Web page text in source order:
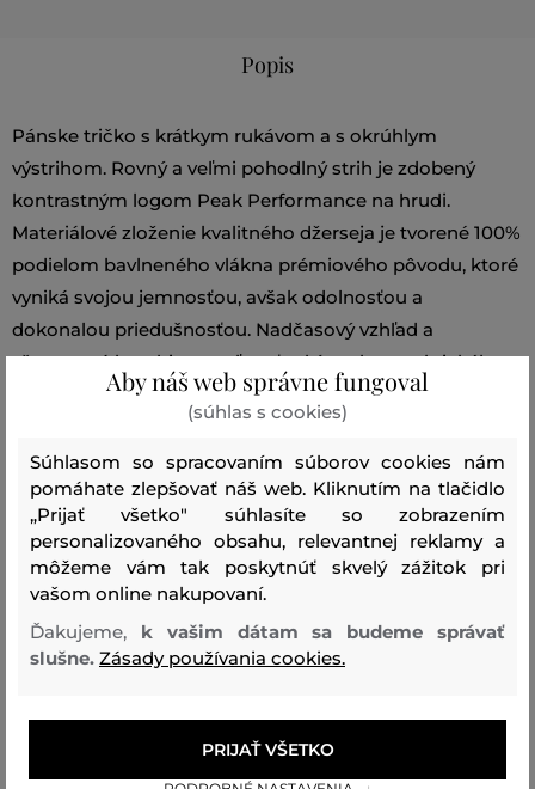
Popis
Pánske tričko s krátkym rukávom a s okrúhlym
výstrihom. Rovný a veľmi pohodlný strih je zdobený
kontrastným logom Peak Performance na hrudi.
Materiálové zloženie kvalitného džerseja je tvorené 100%
podielom bavlneného vlákna prémiového pôvodu, ktoré
vyniká svojou jemnosťou, avšak odolnosťou a
dokonalou priedušnosťou. Nadčasový vzhľad a
všestranná kombinovateľnosť robí z tohto praktického
materiálu nenahraditeľný kúsok vhodný na každodenné
Strih/Druh:REGULAR Sezóna: SS26
Kód produktu:
G81143020-326-PA-N40
Zloženie
vrchný materiál
100 %
Aby náš web správne fungoval
(súhlas s cookies)
Súhlasom so spracovaním súborov cookies nám
pomáhate zlepšovať náš web. Kliknutím na tlačidlo
„Prijať všetko" súhlasíte so zobrazením
personalizovaného obsahu, relevantnej reklamy a
môžeme vám tak poskytnúť skvelý zážitok pri
vašom online nakupovaní.
Ďakujeme, k vašim dátam sa budeme správať
slušne. Zásady používania cookies.
PRIJAŤ VŠETKO